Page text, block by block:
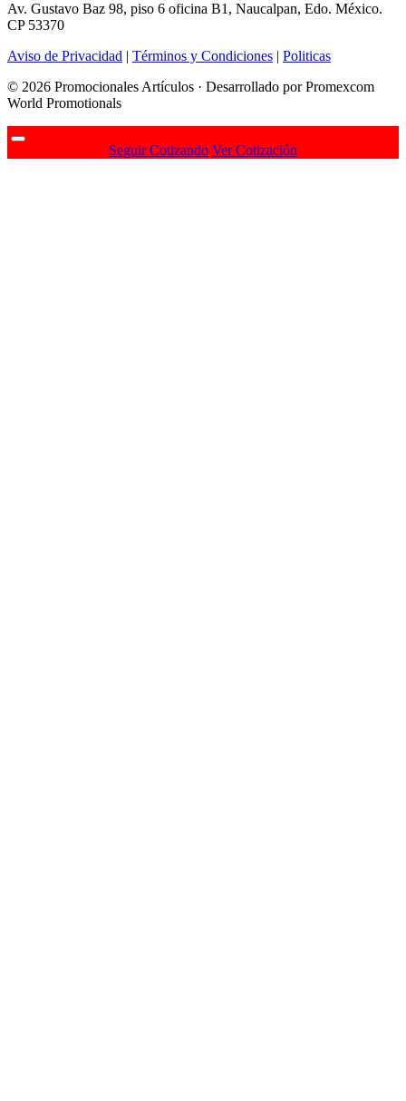
Av. Gustavo Baz 98, piso 6 oficina B1, Naucalpan, Edo. México.
CP 53370
Aviso de Privacidad | Términos y Condiciones | Politicas
© 2026 Promocionales Artículos · Desarrollado por Promexcom
World Promotionals
Seguir Cotizando Ver Cotización